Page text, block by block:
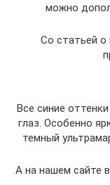
можно
Со статьей о
Все синие
глаз. Особенно
темный
А на нашем сайте